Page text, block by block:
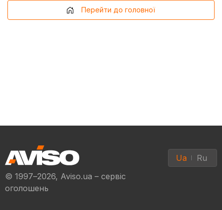
Перейти до головної
© 1997–2026, Aviso.ua – сервіс
оголошень
Ua Ru